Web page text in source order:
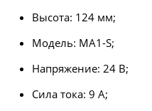
Высота: 124 мм;
Модель: MA1-S;
Напряжение: 24 В;
Сила тока: 9 А;